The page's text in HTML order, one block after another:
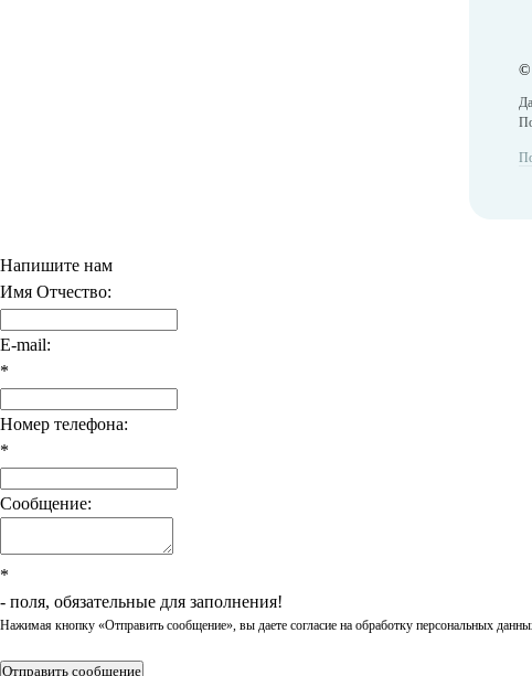
©
Напишите нам
Имя Отчество:
E-mail:
*
Номер телефона:
*
Сообщение:
*
- поля, обязательные для заполнения!
Нажимая кнопку «Отправить сообщение», вы даете согласие на обработку персональных
Отправить сообщение